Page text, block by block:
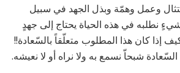
وعمل وهمّة وبذل الجهد في سبيل
نطلبه في هذه الحياة يحتاج إلى جهدٍ
إذا كان هذا المطلوب متعلّقاً بالسّعادة!!
شبحاّ نسمع به ولا نراه أو لا نعيشه.